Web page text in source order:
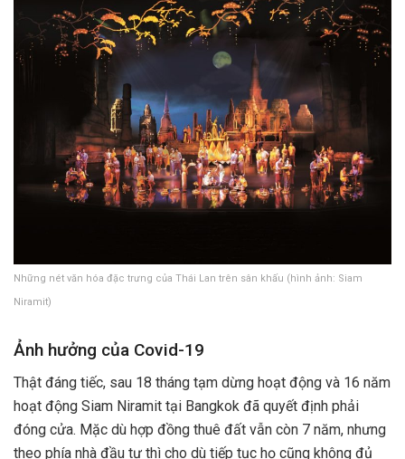
Những nét văn hóa đặc trưng của Thái Lan trên sân khấu (hình ảnh: Siam
Niramit)
Ảnh hưởng của Covid-19
Thật đáng tiếc, sau 18 tháng tạm dừng hoạt động và 16 năm
hoạt động Siam Niramit tại Bangkok đã quyết định phải
đóng cửa. Mặc dù hợp đồng thuê đất vẫn còn 7 năm, nhưng
theo phía nhà đầu tư thì cho dù tiếp tục họ cũng không đủ